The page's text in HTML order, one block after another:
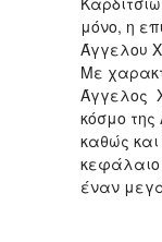
μόνο, η
Άγγελου
Με
Άγγελος
κόσμο της
καθώς και
κεφάλαιο
έναν